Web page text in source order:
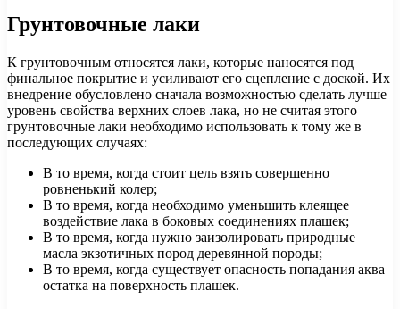
Грунтовочные лаки
К грунтовочным относятся лаки, которые наносятся под
финальное покрытие и усиливают его сцепление с доской. Их
внедрение обусловлено сначала возможностью сделать лучше
уровень свойства верхних слоев лака, но не считая этого
грунтовочные лаки необходимо использовать к тому же в
последующих случаях:
В то время, когда стоит цель взять совершенно
ровненький колер;
В то время, когда необходимо уменьшить клеящее
воздействие лака в боковых соединениях плашек;
В то время, когда нужно заизолировать природные
масла экзотичных пород деревянной породы;
В то время, когда существует опасность попадания аква
остатка на поверхность плашек.